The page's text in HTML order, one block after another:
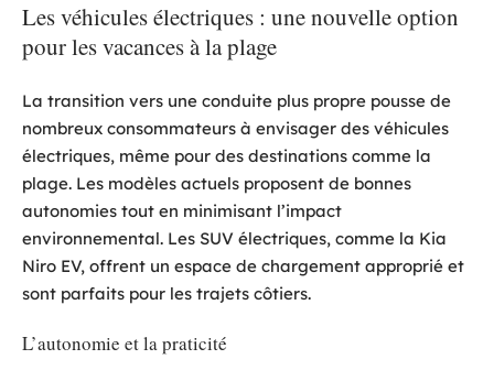
Les véhicules électriques : une nouvelle option
pour les vacances à la plage
La transition vers une conduite plus propre pousse de
nombreux consommateurs à envisager des véhicules
électriques, même pour des destinations comme la
plage. Les modèles actuels proposent de bonnes
autonomies tout en minimisant l’impact
environnemental. Les SUV électriques, comme la Kia
Niro EV, offrent un espace de chargement approprié et
sont parfaits pour les trajets côtiers.
L’autonomie et la praticité